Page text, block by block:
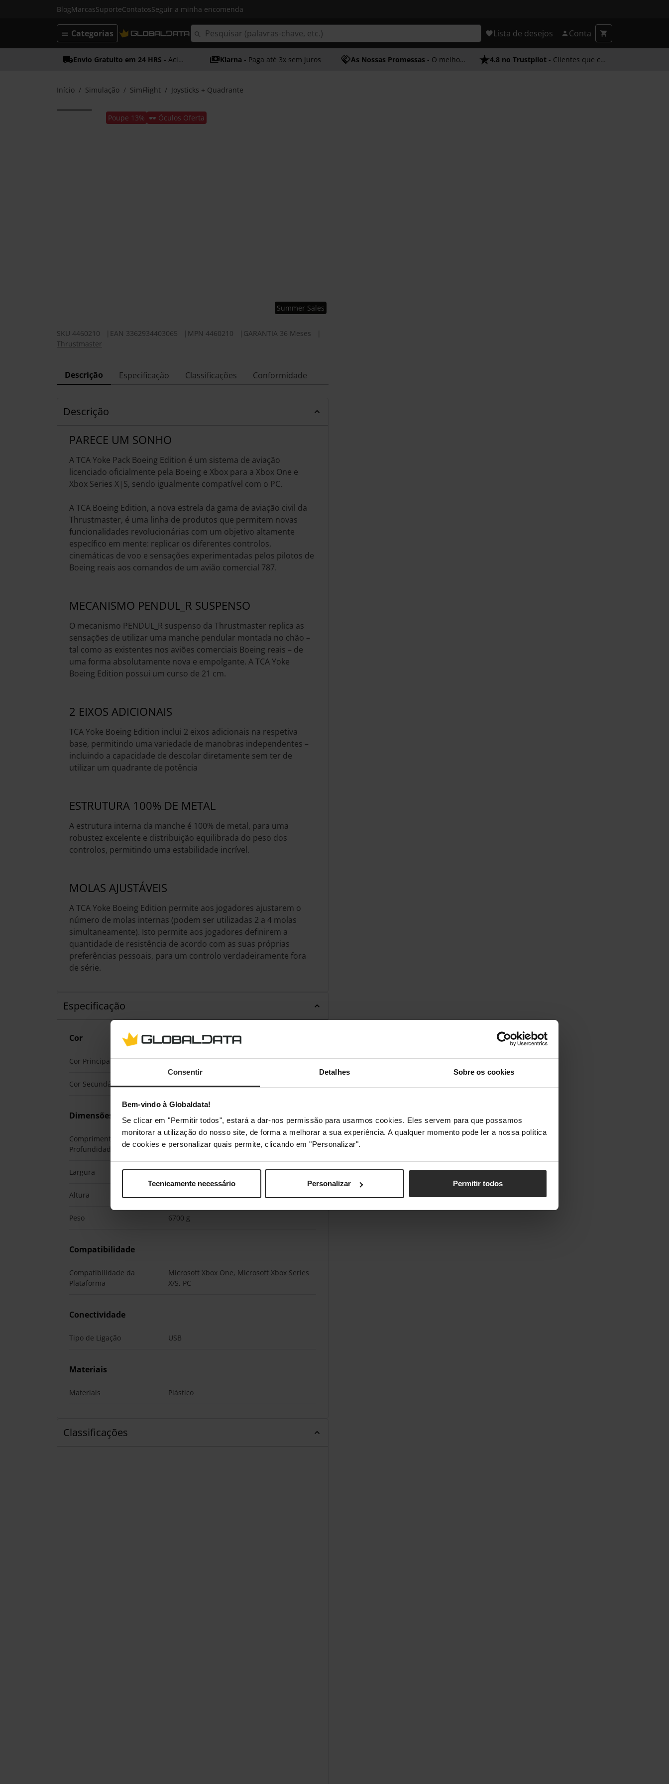
Consentir Detalhes Sobre os cookies
Bem-vindo à Globaldata!
Se clicar em "Permitir todos", estará a dar-nos permissão para usarmos cookies. Eles servem para que possamos
monitorar a utilização do nosso site, de forma a melhorar a sua experiência. A qualquer momento pode ler a nossa política
de cookies e personalizar quais permite, clicando em "Personalizar".
Tecnicamente necessário Personalizar Permitir todos
BlogMarcasSuporteContatosSeguir a minha encomenda
Lista de desejos Conta
Categorias
Envio Gratuito em 24 HRS - Acima dos 50€ Klarna - Paga até 3x sem juros As Nossas Promessas - O melhor atendimento 4.8 no Trustpilot - Clientes que confiam em nós
Início Simulação SimFlight Joysticks + Quadrante
Poupe 13% 🕶️ Óculos Oferta
Summer Sales
SKU 4460210 EAN 3362934403065 MPN 4460210 GARANTIA 36 Meses
Thrustmaster
Descrição Especificação Classificações Conformidade
Descrição
PARECE UM SONHO
A TCA Yoke Pack Boeing Edition é um sistema de aviação
licenciado oficialmente pela Boeing e Xbox para a Xbox One e
Xbox Series X|S, sendo igualmente compatível com o PC.
A TCA Boeing Edition, a nova estrela da gama de aviação civil da
Thrustmaster, é uma linha de produtos que permitem novas
funcionalidades revolucionárias com um objetivo altamente
específico em mente: replicar os diferentes controlos,
cinemáticas de voo e sensações experimentadas pelos pilotos de
Boeing reais aos comandos de um avião comercial 787.
MECANISMO PENDUL_R SUSPENSO
O mecanismo PENDUL_R suspenso da Thrustmaster replica as
sensações de utilizar uma manche pendular montada no chão –
tal como as existentes nos aviões comerciais Boeing reais – de
uma forma absolutamente nova e empolgante. A TCA Yoke
Boeing Edition possui um curso de 21 cm.
2 EIXOS ADICIONAIS
TCA Yoke Boeing Edition inclui 2 eixos adicionais na respetiva
base, permitindo uma variedade de manobras independentes –
incluindo a capacidade de descolar diretamente sem ter de
utilizar um quadrante de potência
ESTRUTURA 100% DE METAL
A estrutura interna da manche é 100% de metal, para uma
robustez excelente e distribuição equilibrada do peso dos
controlos, permitindo uma estabilidade incrível.
MOLAS AJUSTÁVEIS
A TCA Yoke Boeing Edition permite aos jogadores ajustarem o
número de molas internas (podem ser utilizadas 2 a 4 molas
simultaneamente). Isto permite aos jogadores definirem a
quantidade de resistência de acordo com as suas próprias
preferências pessoais, para um controlo verdadeiramente fora
de série.
Especificação
Cor
Cor Principal Preto
Cor Secundária Cinzento, Branco
Dimensões
Comprimento /
Profundidade
390 mm
Largura 300 mm
Altura 380 mm
Peso 6700 g
Compatibilidade
Compatibilidade da
Plataforma
Microsoft Xbox One, Microsoft Xbox Series
X/S, PC
Conectividade
Tipo de Ligação USB
Materiais
Materiais Plástico
Classificações